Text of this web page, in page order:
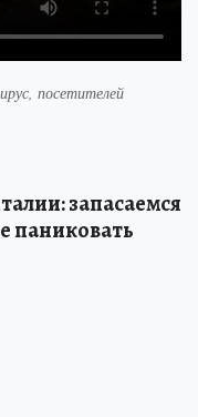
посетителей
запасаемся
паниковать